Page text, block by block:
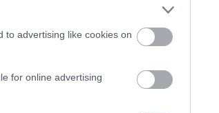
to advertising like cookies on
for online advertising
sem!